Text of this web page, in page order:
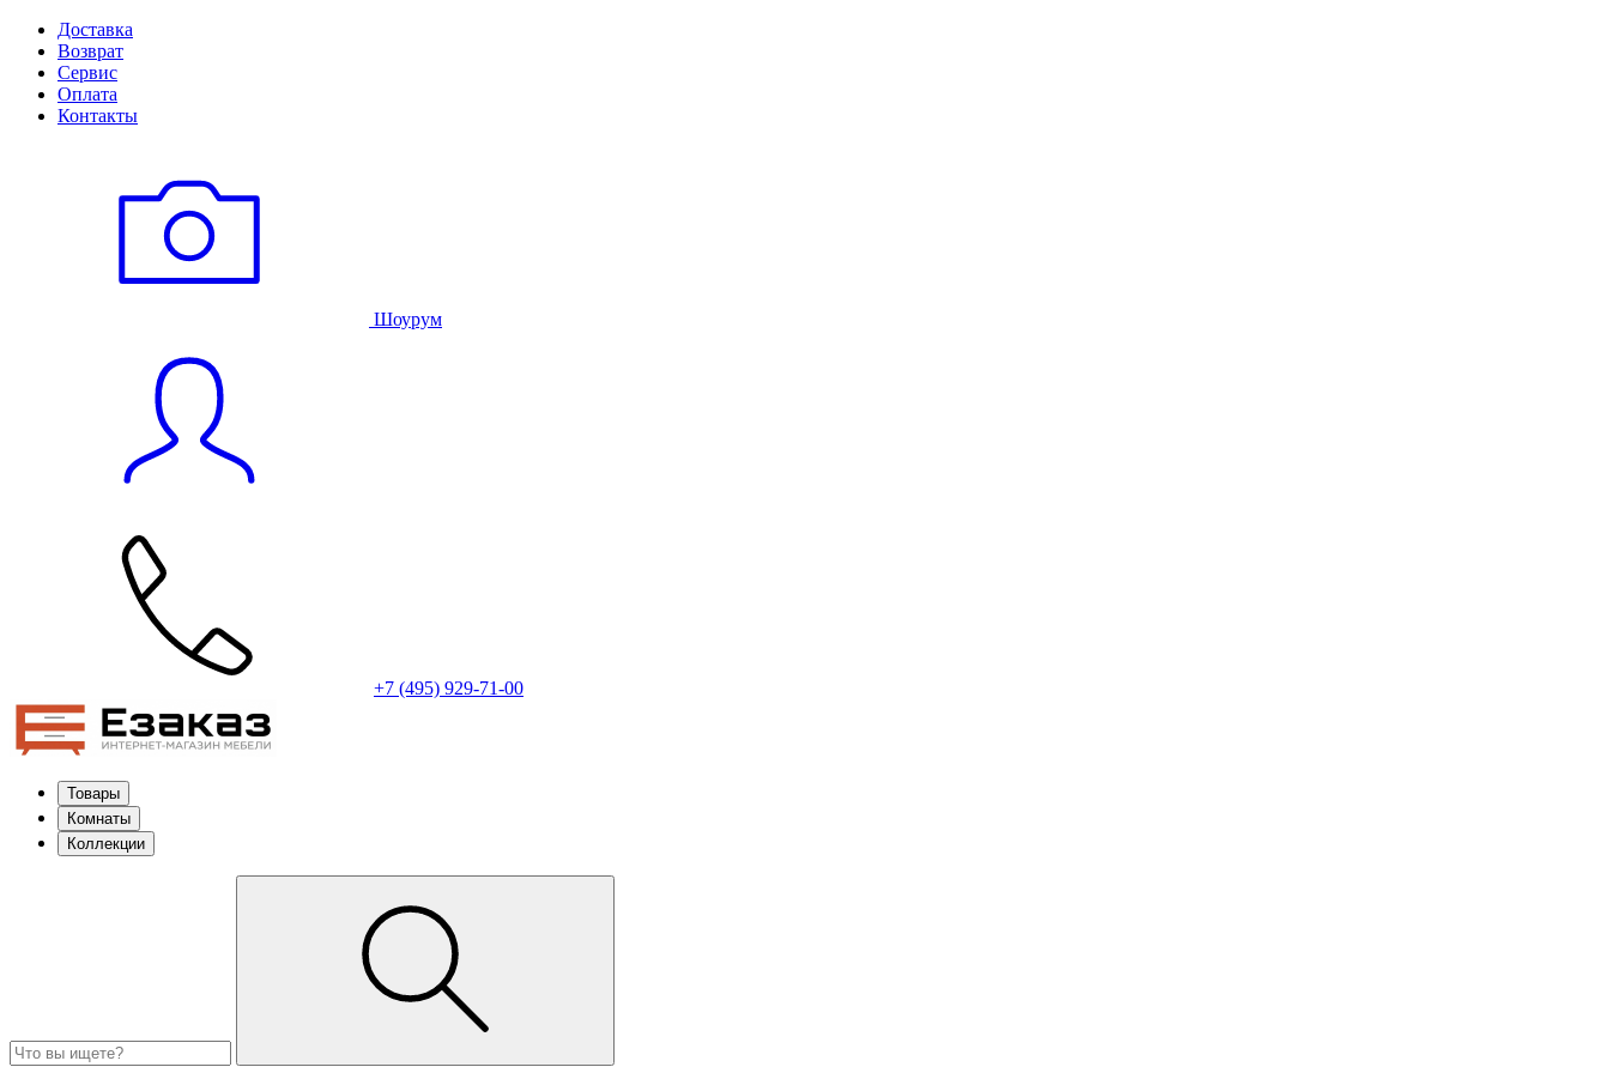
Доставка
Возврат
Сервис
Оплата
Контакты
Шоурум
+7 (495) 929-71-00
Товары
Комнаты
Коллекции